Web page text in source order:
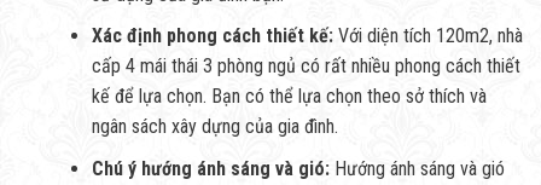
Xác định phong cách thiết kế:Với diện tích 120m2, nhà
cấp 4 mái thái 3 phòng ngủ có rất nhiều phong cách thiết
kế để lựa chọn. Bạn có thể lựa chọn theo sở thích và
ngân sách xây dựng của gia đình.
Chú ý hướng ánh sáng và gió:Hướng ánh sáng và gió